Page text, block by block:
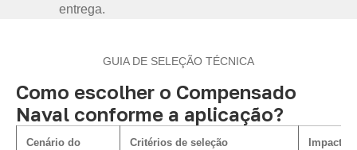
entrega.
GUIA DE SELEÇÃO TÉCNICA
Como escolher o Compensado
Naval conforme a aplicação?
Cenário do
Critérios de seleção Impacto